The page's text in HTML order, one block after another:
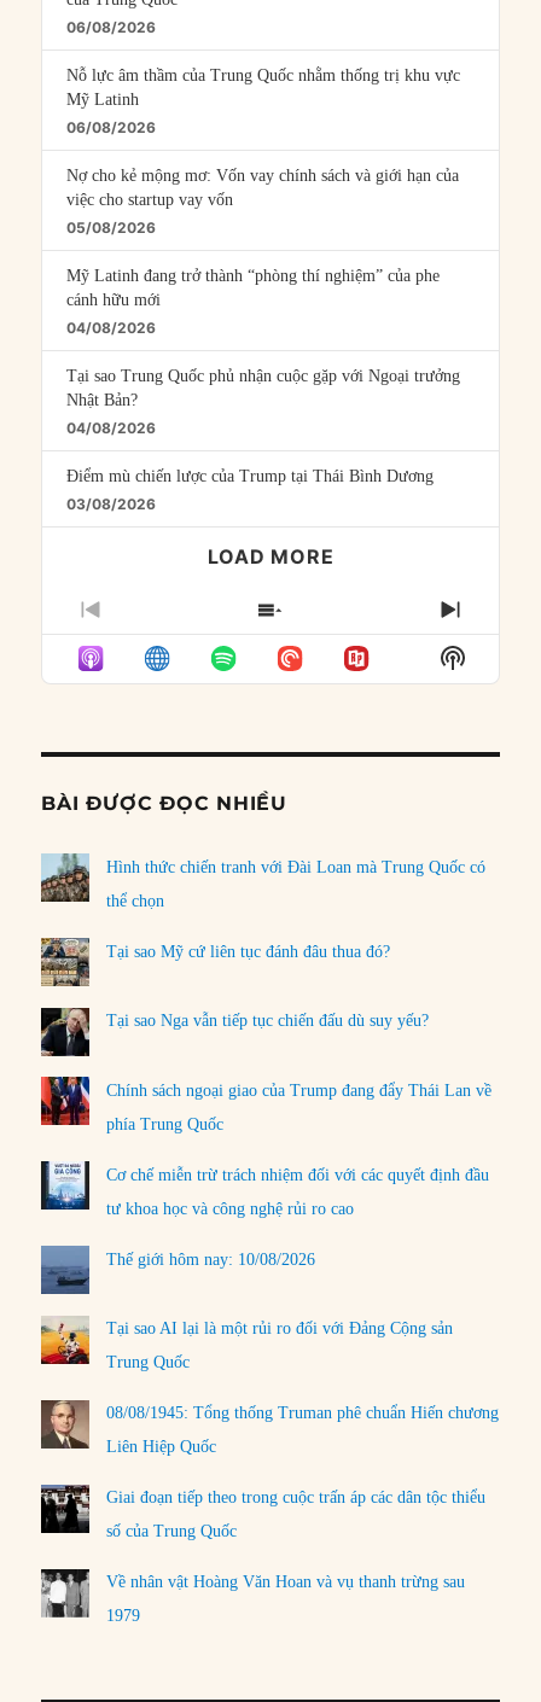
06/08/2026
Nỗ lực âm thầm của Trung Quốc nhằm thống trị khu vực
Mỹ Latinh
06/08/2026
Nợ cho kẻ mộng mơ: Vốn vay chính sách và giới hạn của
việc cho startup vay vốn
05/08/2026
Mỹ Latinh đang trở thành “phòng thí nghiệm” của phe
cánh hữu mới
04/08/2026
Tại sao Trung Quốc phủ nhận cuộc gặp với Ngoại trưởng
Nhật Bản?
04/08/2026
Điểm mù chiến lược của Trump tại Thái Bình Dương
03/08/2026
LOAD MORE
PREVIOUS
EPISODE
SHOW
EPISODES
LIST
NEXT
Show
Podcast
BÀI ĐƯỢC ĐỌC NHIỀU
Hình thức chiến tranh với Đài Loan mà Trung Quốc có
thể chọn
Tại sao Mỹ cứ liên tục đánh đâu thua đó?
Tại sao Nga vẫn tiếp tục chiến đấu dù suy yếu?
Chính sách ngoại giao của Trump đang đẩy Thái Lan về
phía Trung Quốc
Cơ chế miễn trừ trách nhiệm đối với các quyết định đầu
tư khoa học và công nghệ rủi ro cao
Thế giới hôm nay: 10/08/2026
Tại sao AI lại là một rủi ro đối với Đảng Cộng sản
Trung Quốc
08/08/1945: Tổng thống Truman phê chuẩn Hiến chương
Liên Hiệp Quốc
Giai đoạn tiếp theo trong cuộc trấn áp các dân tộc thiểu
số của Trung Quốc
Về nhân vật Hoàng Văn Hoan và vụ thanh trừng sau
1979